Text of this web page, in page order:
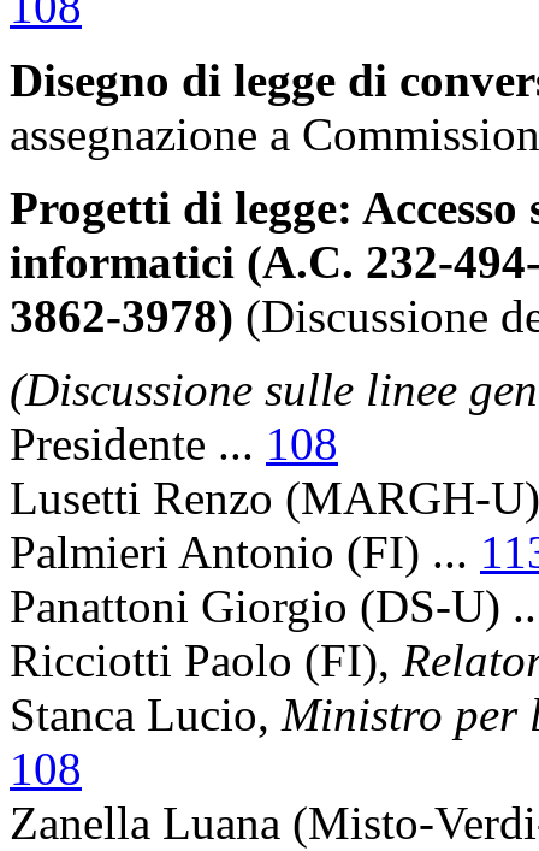
Disegno di legge di
assegnazione a
Progetti di legge:
informatici (A.C. 232-
3862-3978) (Discussione
(Discussione sulle linee
Presidente ... 108
Lusetti Renzo (MARGH-
Palmieri Antonio (FI) ...
Panattoni Giorgio (DS-U)
Ricciotti Paolo (FI),
Stanca Lucio, Ministro per
108
Zanella Luana (Misto-